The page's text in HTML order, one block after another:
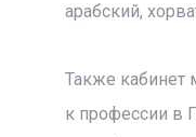
арабский,
Также кабинет
к профессии в